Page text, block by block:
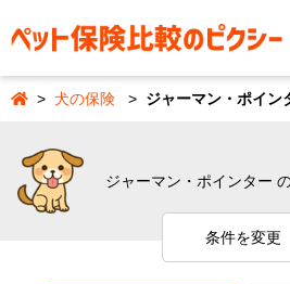
犬の保険 ジャーマン・ポイン
ジャーマン・ポインター
条件を変更